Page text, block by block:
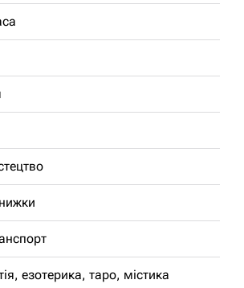
езотерика, таро, містика